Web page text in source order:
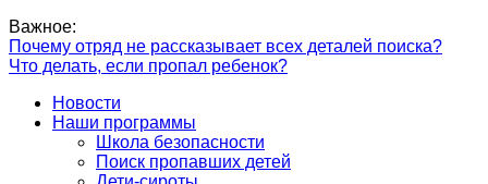
Важное:
Почему отряд не рассказывает всех деталей поиска?
Что делать, если пропал ребенок?
Новости
Наши программы
Школа безопасности
Поиск пропавших детей